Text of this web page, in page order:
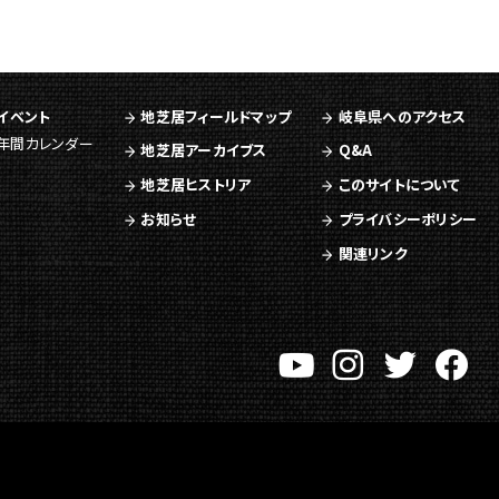
ベント
間カレンダー
地芝居フィールドマップ
地芝居アーカイブス
地芝居ヒストリア
お知らせ
岐阜県へのアクセス
Q&A
このサイトについて
プライバシーポリシー
関連リンク